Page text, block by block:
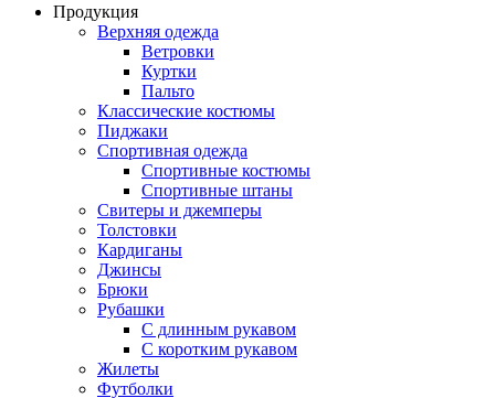
Продукция
Верхняя одежда
Ветровки
Куртки
Пальто
Классические костюмы
Пиджаки
Спортивная одежда
Спортивные костюмы
Спортивные штаны
Свитеры и джемперы
Толстовки
Кардиганы
Джинсы
Брюки
Рубашки
С длинным рукавом
С коротким рукавом
Жилеты
Футболки